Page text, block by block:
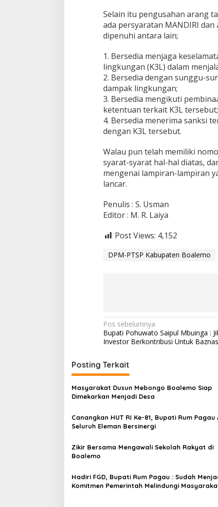
Selain itu pengusahan arang
ada persyaratan MANDIRI
dipenuhi antara lain;
1. Bersedia menjaga
lingkungan (K3L) dalam
2. Bersedia dengan sunggu-
dampak lingkungan;
3. Bersedia mengikuti
ketentuan terkait K3L tersebut;
4. Bersedia menerima sanksi
dengan K3L tersebut.
Walau pun telah memiliki
syarat-syarat hal-hal diatas,
mengenai lampiran-lampiran
lancar.
Penulis : S. Usman
Editor : M. R. Laiya
Post Views: 4,152
DPM-PTSP Kabupaten Boalemo
N
a
i
g
a
i
o
Pos sebelumnya
Bupati Pohuwato Saipul Mbuinga :
Investor Berkontribusi Untuk Baznas
Posting Terkait
Masyarakat Dusun Mebongo Boalemo Siap
Dimekarkan Menjadi Desa
Canangkan HUT RI Ke-81, Bupati Rum Pagau
Seluruh Eleman Bersinergi
Zikir Bersama Mengawali Sekolah Rakyat di
Boalemo
Hadiri FGD, Bupati Rum Pagau : Sudah
Komitmen Pemerintah Melindungi